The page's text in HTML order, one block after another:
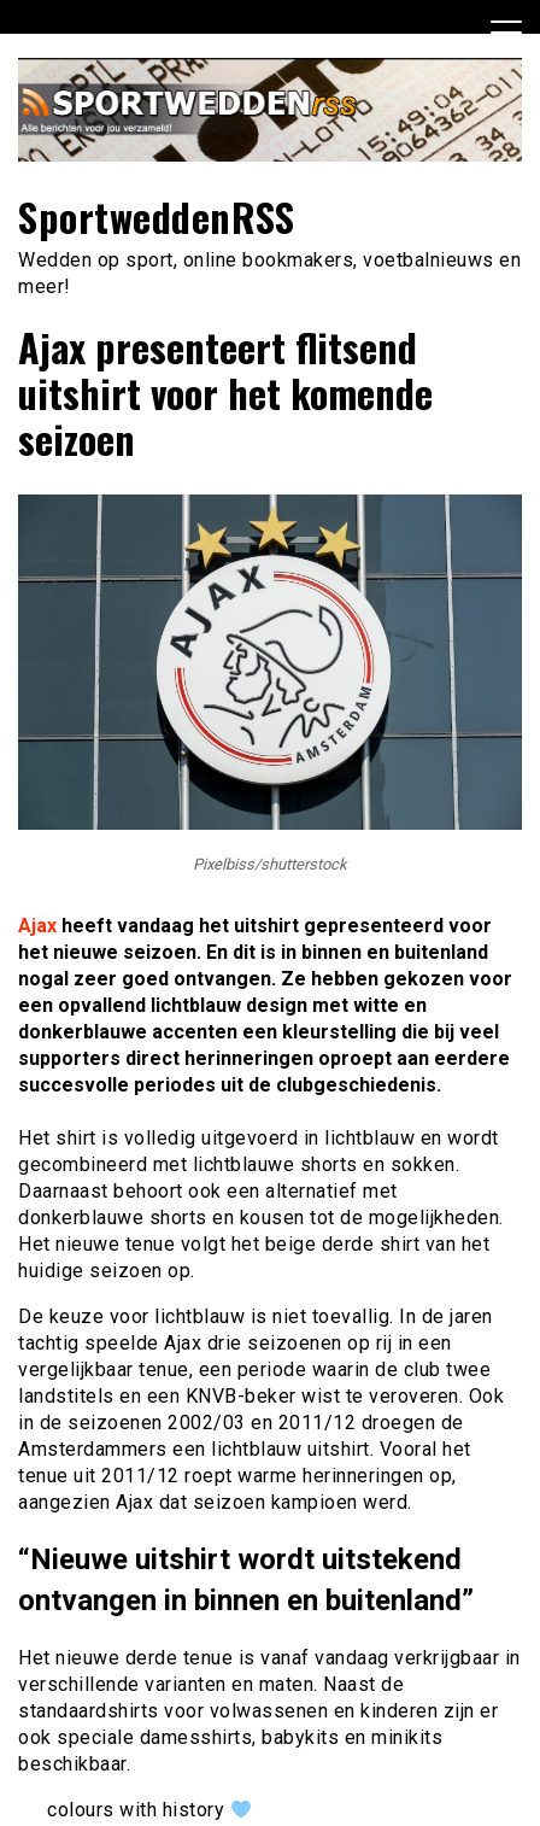
naar
inhoud
SportweddenRSS
Wedden op sport, online bookmakers, voetbalnieuws en
meer!
Ajax presenteert flitsend
uitshirt voor het komende
seizoen
Pixelbiss/shutterstock
Ajax heeft vandaag het uitshirt gepresenteerd voor
het nieuwe seizoen. En dit is in binnen en buitenland
nogal zeer goed ontvangen. Ze hebben gekozen voor
een opvallend lichtblauw design met witte en
donkerblauwe accenten een kleurstelling die bij veel
supporters direct herinneringen oproept aan eerdere
succesvolle periodes uit de clubgeschiedenis.
Het shirt is volledig uitgevoerd in lichtblauw en wordt
gecombineerd met lichtblauwe shorts en sokken.
Daarnaast behoort ook een alternatief met
donkerblauwe shorts en kousen tot de mogelijkheden.
Het nieuwe tenue volgt het beige derde shirt van het
huidige seizoen op.
De keuze voor lichtblauw is niet toevallig. In de jaren
tachtig speelde Ajax drie seizoenen op rij in een
vergelijkbaar tenue, een periode waarin de club twee
landstitels en een KNVB-beker wist te veroveren. Ook
in de seizoenen 2002/03 en 2011/12 droegen de
Amsterdammers een lichtblauw uitshirt. Vooral het
tenue uit 2011/12 roept warme herinneringen op,
aangezien Ajax dat seizoen kampioen werd.
“Nieuwe uitshirt wordt uitstekend
ontvangen in binnen en buitenland”
Het nieuwe derde tenue is vanaf vandaag verkrijgbaar in
verschillende varianten en maten. Naast de
standaardshirts voor volwassenen en kinderen zijn er
ook speciale damesshirts, babykits en minikits
beschikbaar.
colours with history